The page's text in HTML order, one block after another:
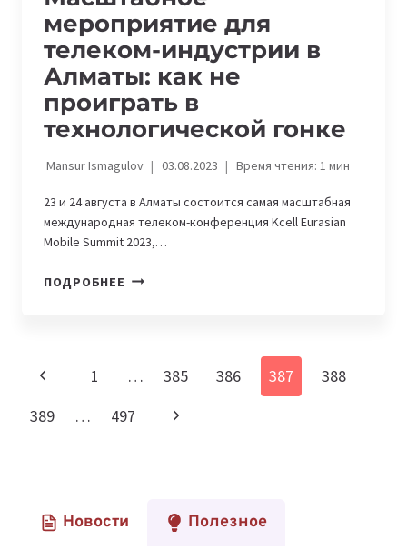
мероприятие для
телеком-индустрии в
Алматы: как не
проиграть в
технологической гонке
Mansur Ismagulov 03.08.2023 Время чтения: 1мин
23 и 24 августа в Алматы состоится самая масштабная
международная телеком-конференция Kcell Eurasian
Mobile Summit 2023,…
ПОДРОБНЕЕ МАСШТАБНОЕ
В
КАК
ГОНКЕ
Навигация
по
Предыдущая
страница
1 … 385 386 387
388
389
… 497
Следующая
Новости Полезное